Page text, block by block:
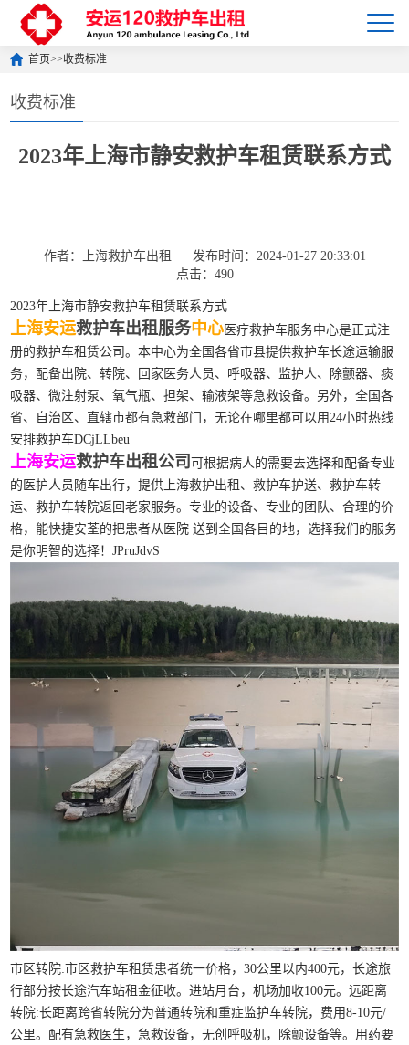
首页>>收费标准
收费标准
2023年上海市静安救护车租赁联系方式
作者：上海救护车出租
发布时间：2024-01-27 20:33:01
点击：490
2023年上海市静安救护车租赁联系方式
上海安运救护车出租服务中心 医疗救护车服务中心是正式注
册的救护车租赁公司。本中心为全国各省市县提供救护车长途运输服
务，配备出院、转院、回家医务人员、呼吸器、监护人、除颤器、痰
吸器、微注射泵、氧气瓶、担架、输液架等急救设备。另外，全国各
省、自治区、直辖市都有急救部门，无论在哪里都可以用24小时热线
安排救护车DCjLLbeu
上海安运救护车出租公司可根据病人的需要去选择和配备专业
的医护人员随车出行，提供上海救护出租、救护车护送、救护车转
运、救护车转院返回老家服务。专业的设备、专业的团队、合理的价
格，能快捷安荃的把患者从医院 送到全国各目的地，选择我们的服务
是你明智的选择！JPruJdvS
市区转院:市区救护车租赁患者统一价格，30公里以内400元，长途旅
行部分按长途汽车站租金征收。进站月台，机场加收100元。远距离
转院:长距离跨省转院分为普通转院和重症监护车转院，费用8-10元/
公里。配有急救医生，急救设备，无创呼吸机，除颤设备等。用药要